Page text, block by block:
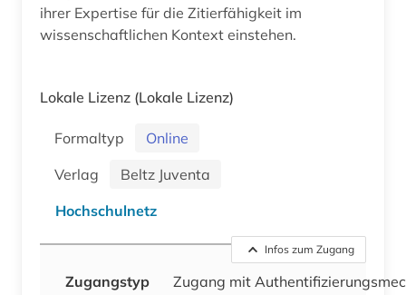
ihrer Expertise für die Zitierfähigkeit im
wissenschaftlichen Kontext einstehen.
Lokale Lizenz (Lokale Lizenz)
Formaltyp
Online
Verlag
Beltz Juventa
Hochschulnetz
Infos zum Zugang
Zugangstyp
Zugang mit